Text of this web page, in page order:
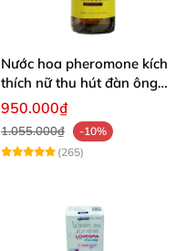
Nước hoa pheromone kích
thích nữ thu hút đàn ông
mạnh mẽ 10ml
950.000₫
1.055.000₫
-10%
(265)